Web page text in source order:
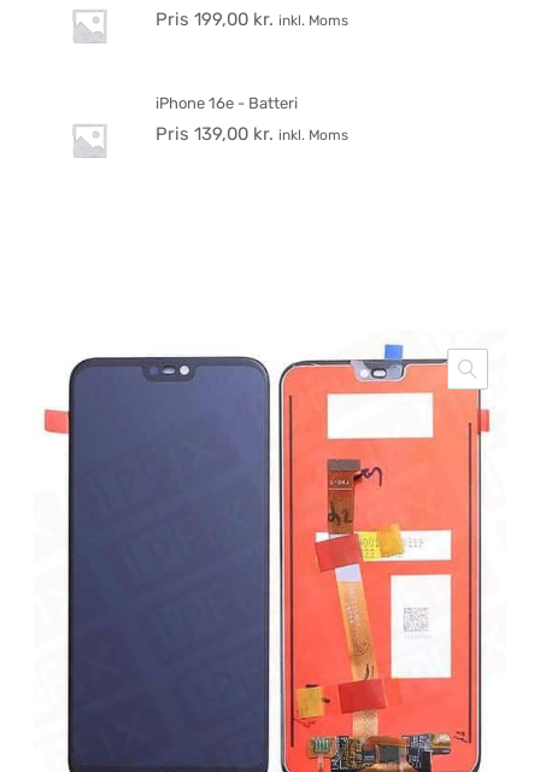
Pris 199,00 kr. inkl. Moms
iPhone 16e - Batteri
Pris 139,00 kr. inkl. Moms